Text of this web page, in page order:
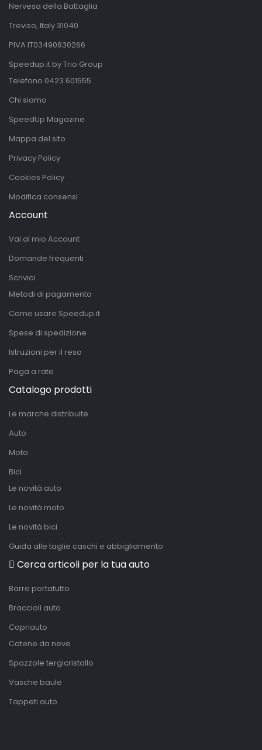
Nervesa della Battaglia
Treviso, Italy 31040
PIVA IT03490830266
Speedup.it by Trio Group
Telefono 0423.601555
Chi siamo
SpeedUp Magazine
Mappa del sito
Privacy Policy
Cookies Policy
Modifica consensi
Account
Vai al mio Account
Domande frequenti
Scrivici
Metodi di pagamento
Come usare Speedup.it
Spese di spedizione
Istruzioni per il reso
Paga a rate
Catalogo prodotti
Le marche distribuite
Auto
Moto
Bici
Le novità auto
Le novità moto
Le novità bici
Guida alle taglie caschi e abbigliamento
Cerca articoli per la tua auto
Barre portatutto
Braccioli auto
Copriauto
Catene da neve
Spazzole tergicristallo
Vasche baule
Tappeti auto